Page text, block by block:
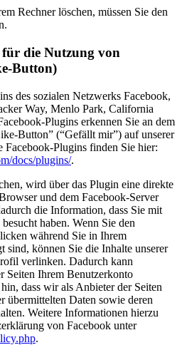
Rechner löschen, müssen Sie den
die Nutzung von
Button)
des sozialen Netzwerks Facebook,
Way, Menlo Park, California
Plugins erkennen Sie an dem
Button” (“Gefällt mir”) auf unserer
Facebook-Plugins finden Sie hier:
docs/plugins/.
wird über das Plugin eine direkte
und dem Facebook-Server
die Information, dass Sie mit
haben. Wenn Sie den
während Sie in Ihrem
sind, können Sie die Inhalte unserer
verlinken. Dadurch kann
Seiten Ihrem Benutzerkonto
dass wir als Anbieter der Seiten
übermittelten Daten sowie deren
Weitere Informationen hierzu
von Facebook unter
.